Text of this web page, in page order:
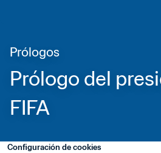
Prólogos
Prólogo del
FIFA
Configuración de cookies